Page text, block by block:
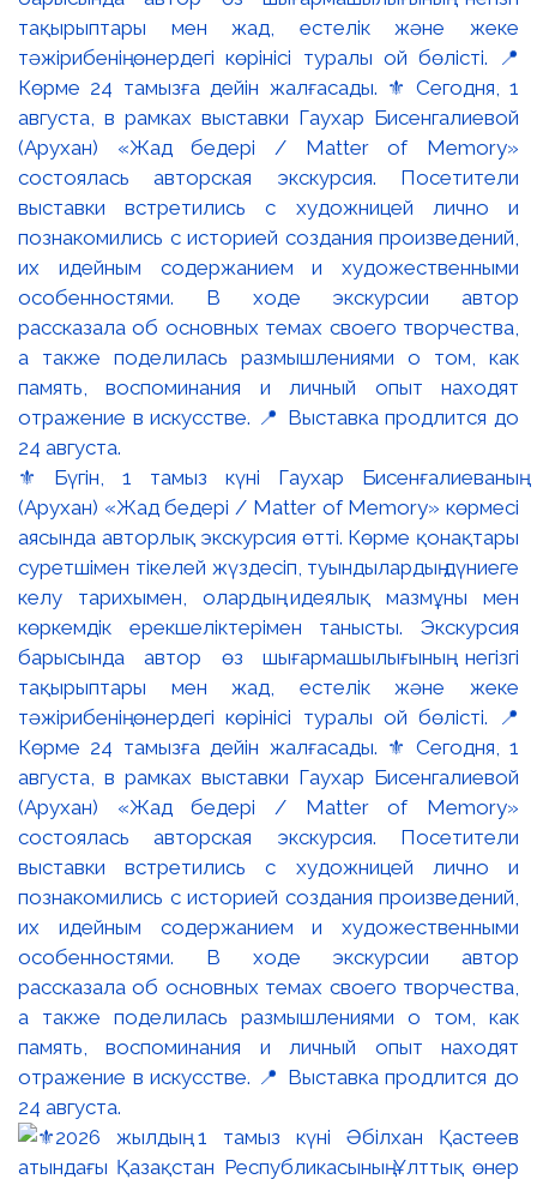
⚜️ Бүгін, 1 тамыз күні Гаухар Бисенғалиеваның
(Арухан) «Жад бедері / Matter of Memory» көрмесі
аясында авторлық экскурсия өтті. Көрме қонақтары
суретшімен тікелей жүздесіп, туындылардың дүниеге
келу тарихымен, олардың идеялық мазмұны мен
көркемдік ерекшеліктерімен танысты. Экскурсия
барысында автор өз шығармашылығының негізгі
тақырыптары мен жад, естелік және жеке
тәжірибенің өнердегі көрінісі туралы ой бөлісті. 📍
Көрме 24 тамызға дейін жалғасады. ⚜️ Сегодня, 1
августа, в рамках выставки Гаухар Бисенгалиевой
(Арухан) «Жад бедері / Matter of Memory»
состоялась авторская экскурсия. Посетители
выставки встретились с художницей лично и
познакомились с историей создания произведений,
их идейным содержанием и художественными
особенностями. В ходе экскурсии автор
рассказала об основных темах своего творчества,
а также поделилась размышлениями о том, как
память, воспоминания и личный опыт находят
отражение в искусстве. 📍 Выставка продлится до
24 августа.